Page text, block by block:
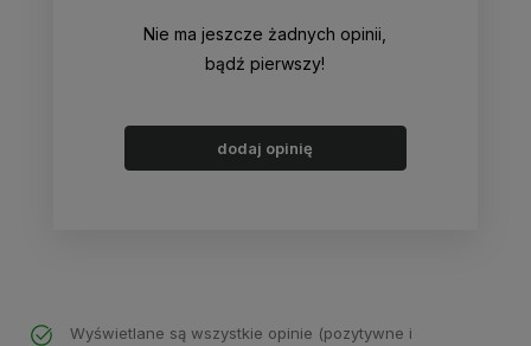
Nie ma jeszcze żadnych opinii,
bądź pierwszy!
dodaj opinię
Wyświetlane są wszystkie opinie (pozytywne i